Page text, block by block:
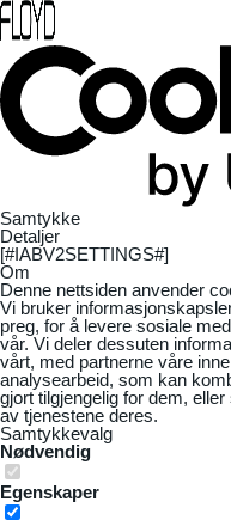
Samtykke
Detaljer
[#IABV2SETTINGS#]
Om
Denne nettsiden anvender
Vi bruker
preg, for å levere sosiale
vår. Vi deler dessuten
vårt, med partnerne våre
analysearbeid, som kan
gjort tilgjengelig for dem,
av tjenestene deres.
Samtykkevalg
Nødvendig
Egenskaper